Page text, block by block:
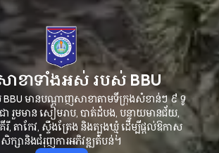
ខាទាំងអស់របស់ BBU
BBUមានបណ្ដាញសាខាតាមទីក្រុងសំខាន់ៗ៩ទូ
ា រួមមាន សៀមរាប,បាត់ដំបង,បន្ទាយមានជ័យ,
រី, តាកែវ, ស្ទឹងត្រែង និងត្បូងឃ្មុំដើម្បីផ្តល់ឱកាស
សិក្សានិងជំរុញការអភិវឌ្ឍតំបន់។